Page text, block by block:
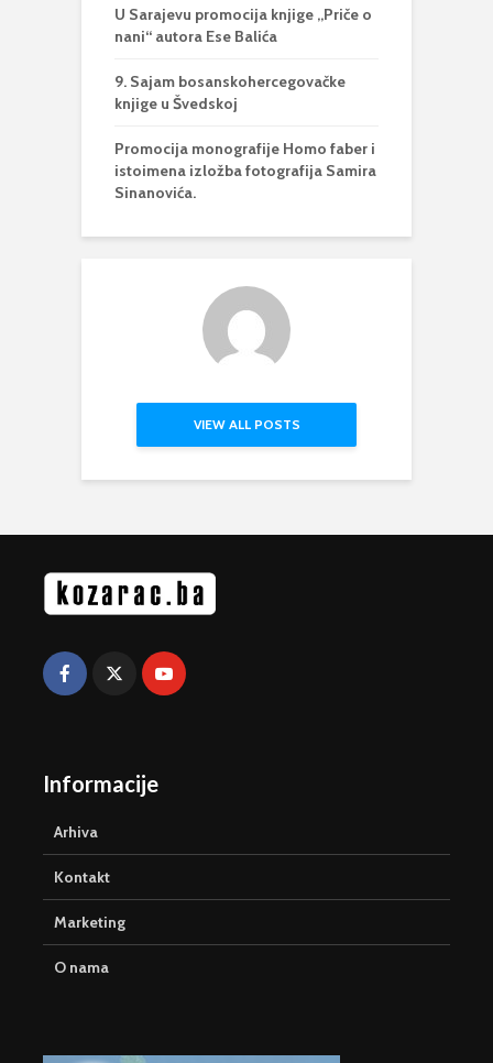
U Sarajevu promocija knjige „Priče o
nani“ autora Ese Balića
9. Sajam bosanskohercegovačke
knjige u Švedskoj
Promocija monografije Homo faber i
istoimena izložba fotografija Samira
Sinanovića.
VIEW ALL POSTS
Informacije
Arhiva
Kontakt
Marketing
O nama